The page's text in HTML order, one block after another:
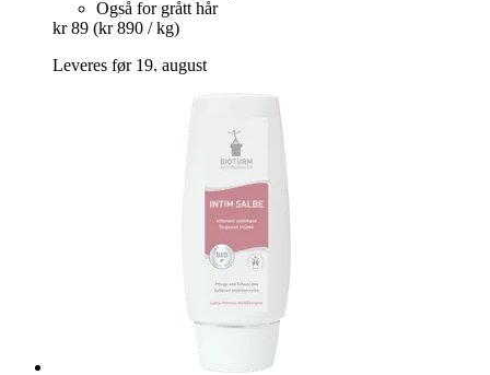
Også for grått hår
kr 89 (kr 890 / kg)
Leveres før 19. august